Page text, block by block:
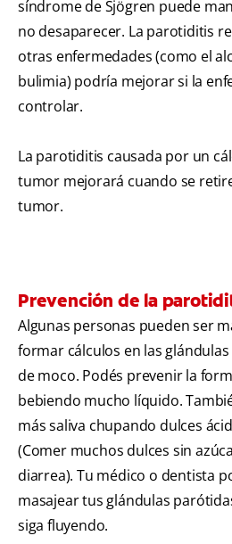
síndrome de Sjögren puede
no desaparecer. La parotiditis
otras enfermedades (como el
bulimia) podría mejorar si la
controlar.
La parotiditis causada por un
tumor mejorará cuando se
tumor.
Prevención de la
Algunas personas pueden ser
formar cálculos en las
de moco. Podés prevenir la
bebiendo mucho líquido.
más saliva chupando dulces
(Comer muchos dulces sin
diarrea). Tu médico o dentista
masajear tus glándulas
siga fluyendo.